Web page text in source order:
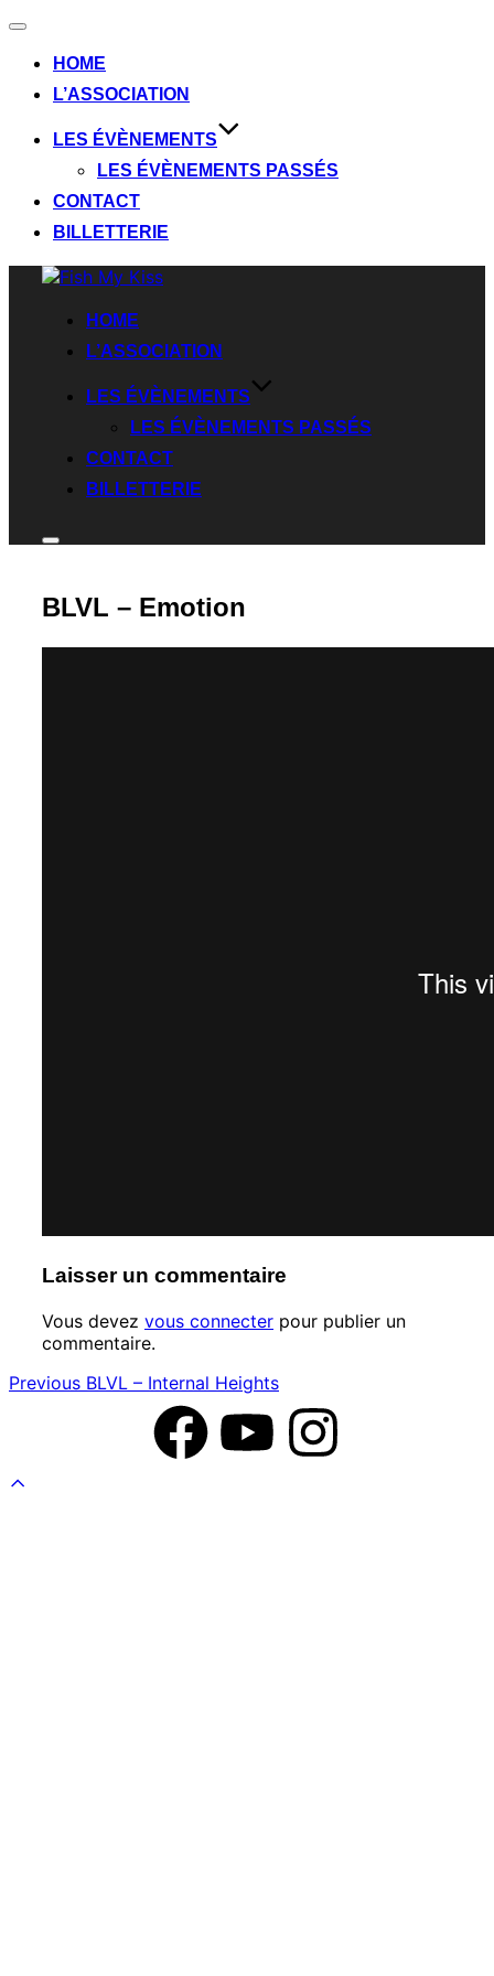
HOME
L’ASSOCIATION
LES ÉVÈNEMENTS
LES ÉVÈNEMENTS PASSÉS
CONTACT
BILLETTERIE
HOME
L’ASSOCIATION
LES ÉVÈNEMENTS
LES ÉVÈNEMENTS PASSÉS
CONTACT
BILLETTERIE
BLVL – Emotion
Laisser un commentaire
Vous devez vous connecter pour publier un
commentaire.
Previous BLVL – Internal Heights